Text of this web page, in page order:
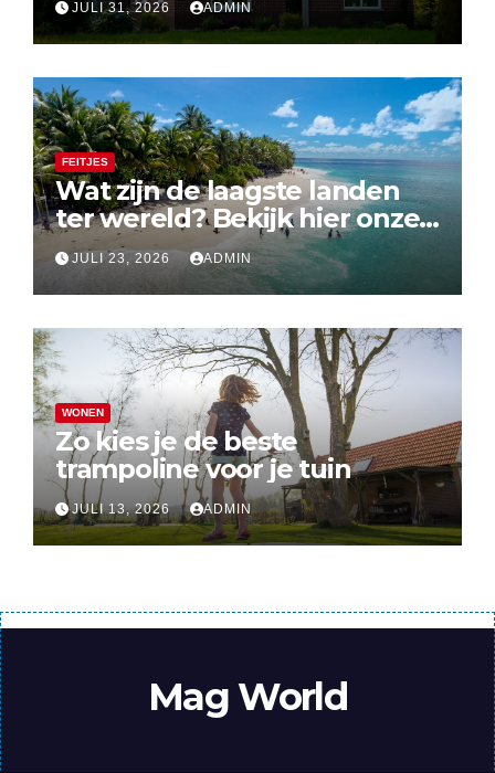
JULI 31, 2026 ADMIN
FEITJES
Wat zijn de laagste landen
ter wereld? Bekijk hier onze
top 10
JULI 23, 2026 ADMIN
WONEN
Zo kies je de beste
trampoline voor je tuin
JULI 13, 2026 ADMIN
Mag World